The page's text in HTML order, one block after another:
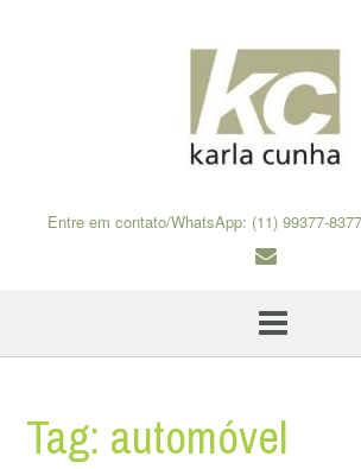
Entre em contato/WhatsApp: (11) 99377-
Tag: automóvel